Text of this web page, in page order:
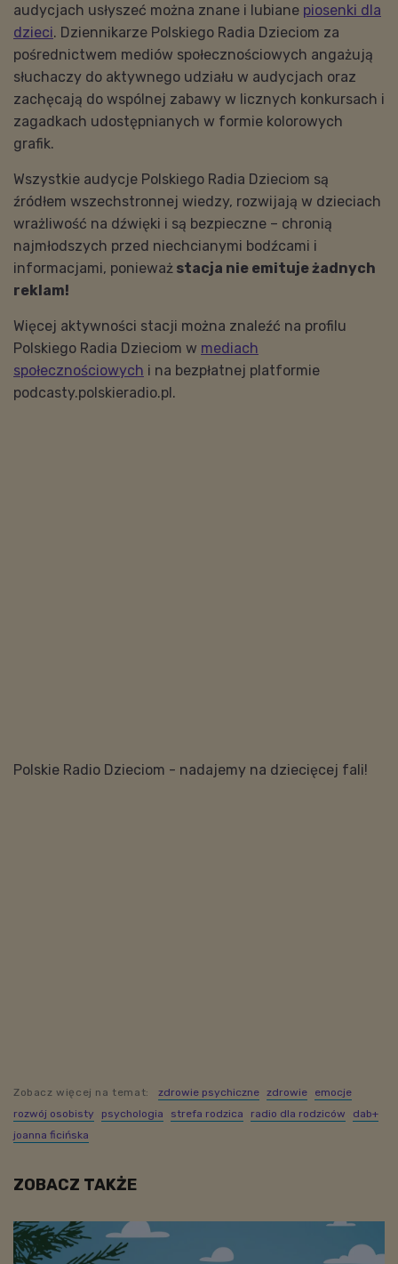
audycjach usłyszeć można znane i lubiane piosenki dla
dzieci. Dziennikarze Polskiego Radia Dzieciom za
pośrednictwem mediów społecznościowych angażują
słuchaczy do aktywnego udziału w audycjach oraz
zachęcają do wspólnej zabawy w licznych konkursach i
zagadkach udostępnianych w formie kolorowych
grafik.
Wszystkie audycje Polskiego Radia Dzieciom są
źródłem wszechstronnej wiedzy, rozwijają w dzieciach
wrażliwość na dźwięki i są bezpieczne – chronią
najmłodszych przed niechcianymi bodźcami i
informacjami, ponieważ stacja nie emituje żadnych
reklam!
Więcej aktywności stacji można znaleźć na profilu
Polskiego Radia Dzieciom w mediach
społecznościowych i na bezpłatnej platformie
podcasty.polskieradio.pl.
Polskie Radio Dzieciom - nadajemy na dziecięcej fali!
Zobacz więcej na temat: zdrowie psychiczne zdrowie
emocje
rozwój osobisty
psychologia strefa rodzica radio dla rodziców
dab+
joanna ficińska
ZOBACZ TAKŻE